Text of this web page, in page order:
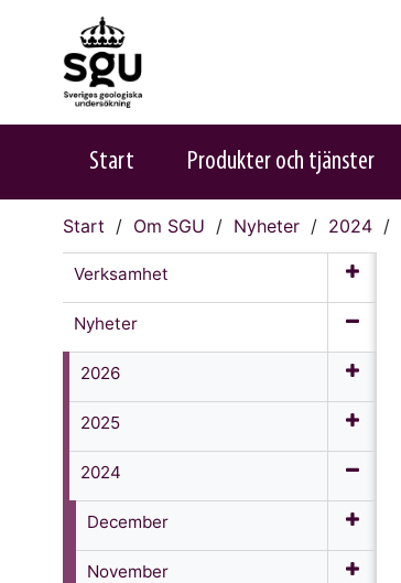
Start Produkter och tjänster
Start Om SGU Nyheter 2024
Verksamhet
Nyheter
2026
2025
2024
December
November